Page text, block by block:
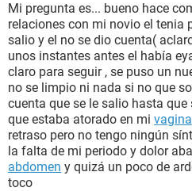
BIENESTAR
SEXUALIDAD
GLOSARIO
Mi pregunta es... bueno hace
relaciones con mi novio el tenia
salio y el no se dio cuenta(
unos instantes antes el había
claro para seguir , se puso un
no se limpio ni nada si no que
cuenta que se le salio hasta
que estaba atorado en mi vagina
retraso pero no tengo ningún
la falta de mi periodo y dolor
abdomen y quizá un poco de
toco